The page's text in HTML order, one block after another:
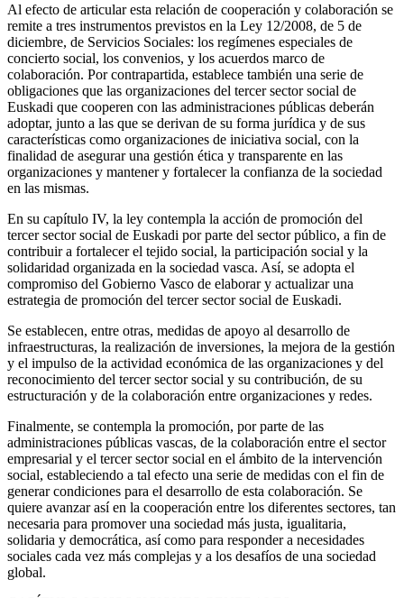
Al efecto de articular esta relación de cooperación y colaboración se
remite a tres instrumentos previstos en la Ley 12/2008, de 5 de
diciembre, de Servicios Sociales: los regímenes especiales de
concierto social, los convenios, y los acuerdos marco de
colaboración. Por contrapartida, establece también una serie de
obligaciones que las organizaciones del tercer sector social de
Euskadi que cooperen con las administraciones públicas deberán
adoptar, junto a las que se derivan de su forma jurídica y de sus
características como organizaciones de iniciativa social, con la
finalidad de asegurar una gestión ética y transparente en las
organizaciones y mantener y fortalecer la confianza de la sociedad
en las mismas.
En su capítulo IV, la ley contempla la acción de promoción del
tercer sector social de Euskadi por parte del sector público, a fin de
contribuir a fortalecer el tejido social, la participación social y la
solidaridad organizada en la sociedad vasca. Así, se adopta el
compromiso del Gobierno Vasco de elaborar y actualizar una
estrategia de promoción del tercer sector social de Euskadi.
Se establecen, entre otras, medidas de apoyo al desarrollo de
infraestructuras, la realización de inversiones, la mejora de la gestión
y el impulso de la actividad económica de las organizaciones y del
reconocimiento del tercer sector social y su contribución, de su
estructuración y de la colaboración entre organizaciones y redes.
Finalmente, se contempla la promoción, por parte de las
administraciones públicas vascas, de la colaboración entre el sector
empresarial y el tercer sector social en el ámbito de la intervención
social, estableciendo a tal efecto una serie de medidas con el fin de
generar condiciones para el desarrollo de esta colaboración. Se
quiere avanzar así en la cooperación entre los diferentes sectores, tan
necesaria para promover una sociedad más justa, igualitaria,
solidaria y democrática, así como para responder a necesidades
sociales cada vez más complejas y a los desafíos de una sociedad
global.